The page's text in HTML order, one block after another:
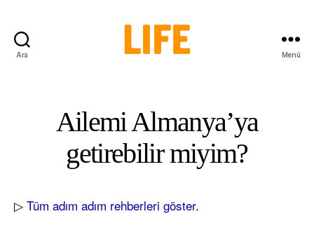
Ara Menü
Ailemi Almanya’ya
getirebilir miyim?
▷ Tüm adım adım rehberleri göster.